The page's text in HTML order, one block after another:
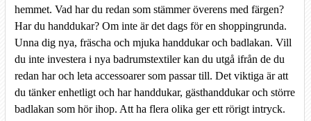
hemmet. Vad har du redan som stämmer överens med färgen?
Har du handdukar? Om inte är det dags för en shoppingrunda.
Unna dig nya, fräscha och mjuka handdukar och badlakan. Vill
du inte investera i nya badrumstextiler kan du utgå ifrån de du
redan har och leta accessoarer som passar till. Det viktiga är att
du tänker enhetligt och har handdukar, gästhanddukar och större
badlakan som hör ihop. Att ha flera olika ger ett rörigt intryck.